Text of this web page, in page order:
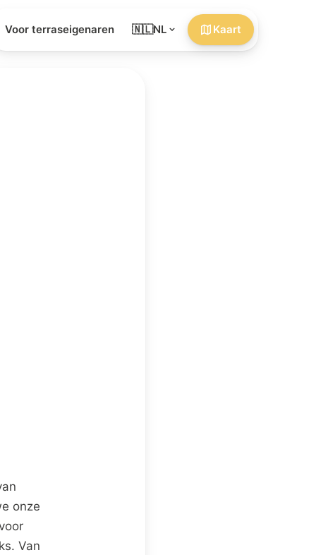
Voor terraseigenaren 🇳🇱NL Kaart
onze
Van